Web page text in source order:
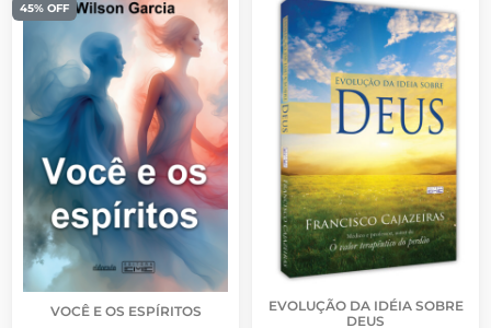
45% OFF
VOCÊ E OS ESPÍRITOS
EVOLUÇÃO DA IDÉIA SOBRE
DEUS